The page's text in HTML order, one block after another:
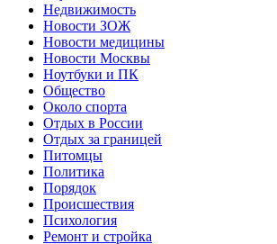
Недвижимость
Новости ЗОЖ
Новости медицины
Новости Москвы
Ноутбуки и ПК
Общество
Около спорта
Отдых в России
Отдых за границей
Питомцы
Политика
Порядок
Происшествия
Психология
Ремонт и стройка